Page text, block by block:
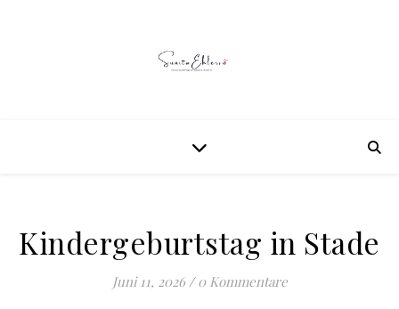
Kindergeburtstag in Stade
Juni 11, 2026 / 0 Kommentare